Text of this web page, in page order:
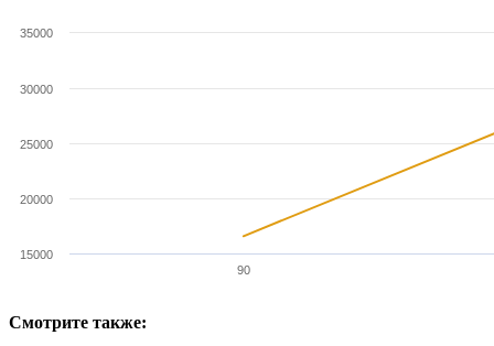
90
15000
20000
25000
30000
35000
Смотрите также: